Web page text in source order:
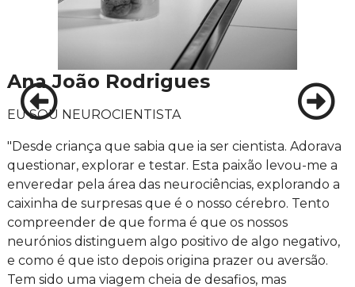
Ana João Rodrigues
EU SOU NEUROCIENTISTA
"Desde criança que sabia que ia ser cientista. Adorava
questionar, explorar e testar. Esta paixão levou-me a
enveredar pela área das neurociências, explorando a
caixinha de surpresas que é o nosso cérebro. Tento
compreender de que forma é que os nossos
neurónios distinguem algo positivo de algo negativo,
e como é que isto depois origina prazer ou aversão.
Tem sido uma viagem cheia de desafios, mas